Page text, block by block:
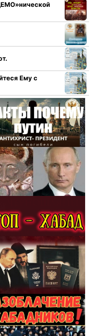
Ему с